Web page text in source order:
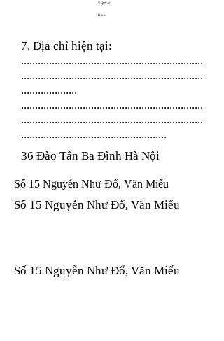
Việt Nam
Kinh
7. Địa chỉ hiện tại:
.................................................................
.................................................................
....................
.................................................................
.................................................................
....................................................
36 Đào Tấn Ba Đình Hà Nội
Số 15 Nguyễn Như Đổ, Văn Miếu
Số 15 Nguyễn Như Đổ, Văn Miếu
Số 15 Nguyễn Như Đổ, Văn Miếu